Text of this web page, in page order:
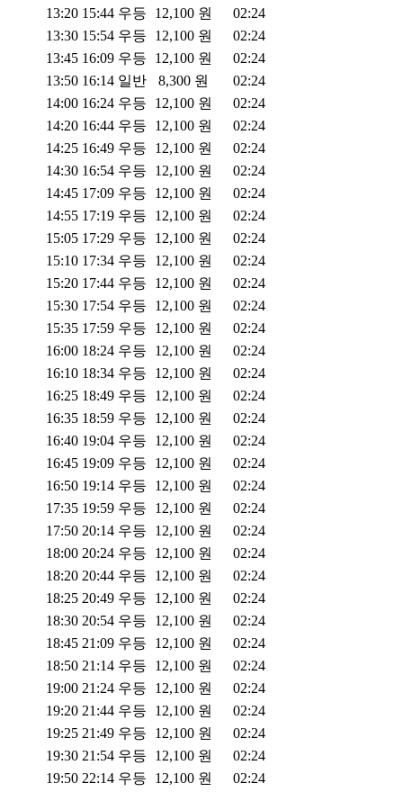
13:20 15:44 우등 12,100 원
02:24
13:30 15:54 우등 12,100 원
02:24
13:45 16:09 우등 12,100 원
02:24
13:50 16:14 일반 8,300 원
02:24
14:00 16:24 우등 12,100 원
02:24
14:20 16:44 우등 12,100 원
02:24
14:25 16:49 우등 12,100 원
02:24
14:30 16:54 우등 12,100 원
02:24
14:45 17:09 우등 12,100 원
02:24
14:55 17:19 우등 12,100 원
02:24
15:05 17:29 우등 12,100 원
02:24
15:10 17:34 우등 12,100 원
02:24
15:20 17:44 우등 12,100 원
02:24
15:30 17:54 우등 12,100 원
02:24
15:35 17:59 우등 12,100 원
02:24
16:00 18:24 우등 12,100 원
02:24
16:10 18:34 우등 12,100 원
02:24
16:25 18:49 우등 12,100 원
02:24
16:35 18:59 우등 12,100 원
02:24
16:40 19:04 우등 12,100 원
02:24
16:45 19:09 우등 12,100 원
02:24
16:50 19:14 우등 12,100 원
02:24
17:35 19:59 우등 12,100 원
02:24
17:50 20:14 우등 12,100 원
02:24
18:00 20:24 우등 12,100 원
02:24
18:20 20:44 우등 12,100 원
02:24
18:25 20:49 우등 12,100 원
02:24
18:30 20:54 우등 12,100 원
02:24
18:45 21:09 우등 12,100 원
02:24
18:50 21:14 우등 12,100 원
02:24
19:00 21:24 우등 12,100 원
02:24
19:20 21:44 우등 12,100 원
02:24
19:25 21:49 우등 12,100 원
02:24
19:30 21:54 우등 12,100 원
02:24
19:50 22:14 우등 12,100 원
02:24